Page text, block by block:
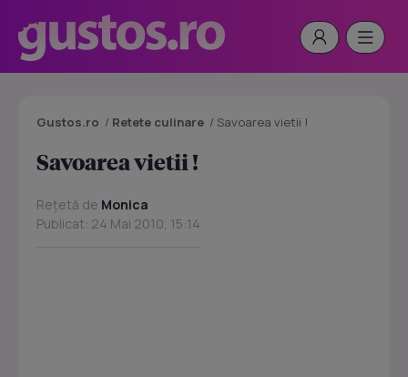
Gustos.ro / Retete culinare / Savoarea vietii !
Savoarea vietii !
Rețetă de Monica
Publicat: 24 Mai 2010, 15:14